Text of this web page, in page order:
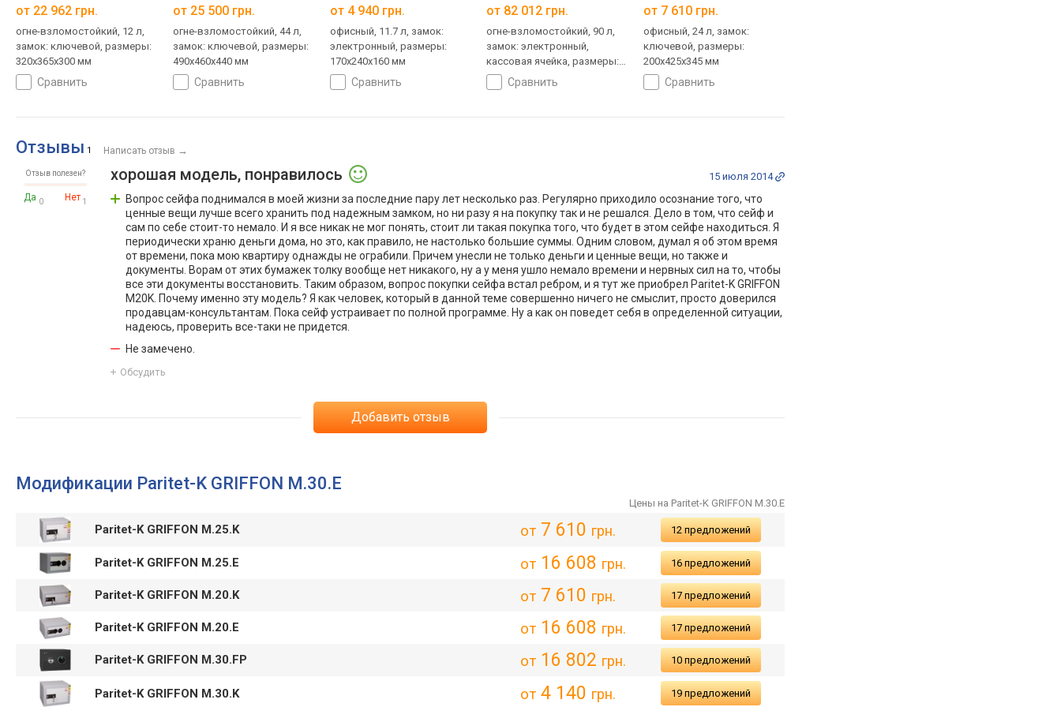
от 22 962 грн.
огне-взломостойкий, 12 л,
замок: ключевой, размеры:
320x365x300 мм
сравнить
от 25 500 грн.
огне-взломостойкий, 44 л,
замок: ключевой, размеры:
490x460x440 мм
сравнить
от 4 940 грн.
офисный, 11.7 л, замок:
электронный, размеры:
170x240x160 мм
сравнить
от 82 012 грн.
огне-взломостойкий, 90 л,
замок: электронный,
кассовая ячейка, размеры:
700x600x600 мм
сравнить
от 7 610 грн.
офисный, 24 л, замок:
ключевой, размеры:
200x425x345 мм
сравнить
Отзывы 1 Написать отзыв →
Отзыв полезен?
Да 0 Нет 1
хорошая модель, понравилось 15 июля 2014
Вопрос сейфа поднимался в моей жизни за последние пару лет несколько раз. Регулярно приходило осознание того, что
ценные вещи лучше всего хранить под надежным замком, но ни разу я на покупку так и не решался. Дело в том, что сейф и
сам по себе стоит-то немало. И я все никак не мог понять, стоит ли такая покупка того, что будет в этом сейфе находиться. Я
периодически храню деньги дома, но это, как правило, не настолько большие суммы. Одним словом, думал я об этом время
от времени, пока мою квартиру однажды не ограбили. Причем унесли не только деньги и ценные вещи, но также и
документы. Ворам от этих бумажек толку вообще нет никакого, ну а у меня ушло немало времени и нервных сил на то, чтобы
все эти документы восстановить. Таким образом, вопрос покупки сейфа встал ребром, и я тут же приобрел Paritet-K GRIFFON
M20K. Почему именно эту модель? Я как человек, который в данной теме совершенно ничего не смыслит, просто доверился
продавцам-консультантам. Пока сейф устраивает по полной программе. Ну а как он поведет себя в определенной ситуации,
надеюсь, проверить все-таки не придется.
Не замечено.
Обсудить
Добавить отзыв
Модификации Paritet-K GRIFFON M.30.E
Цены на Paritet-K GRIFFON M.30.E
Paritet-K GRIFFON M.25.K от7 610 грн. 12 предложений
Paritet-K GRIFFON M.25.E от16 608 грн. 16 предложений
Paritet-K GRIFFON M.20.K от7 610 грн. 17 предложений
Paritet-K GRIFFON M.20.E от16 608 грн. 17 предложений
Paritet-K GRIFFON M.30.FP от16 802 грн. 10 предложений
Paritet-K GRIFFON M.30.K от4 140 грн. 19 предложений